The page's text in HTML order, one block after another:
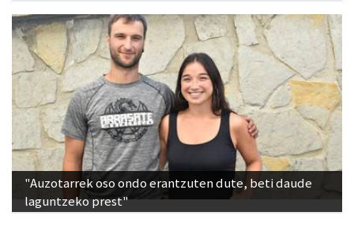
"Auzotarrek oso ondo erantzuten dute, beti daude
laguntzeko prest"